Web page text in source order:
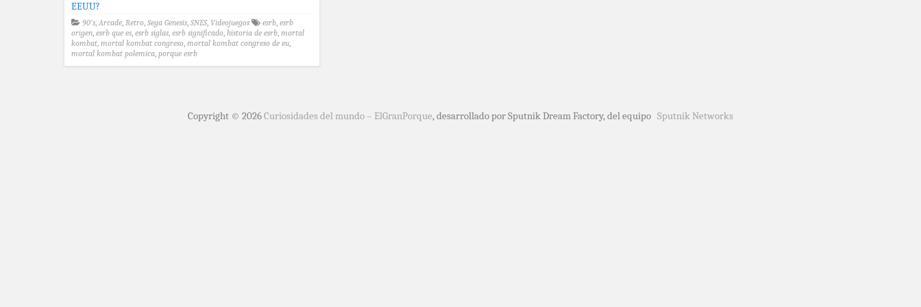
90's, Arcade, Retro, Sega Genesis, SNES, Videojuegos esrb, esrb
origen, esrb que es, esrb siglas, esrb significado, historia de esrb, mortal
kombat, mortal kombat congreso, mortal kombat congreso de eu,
mortal kombat polemica, porque esrb
Copyright © 2026Curiosidades del mundo – ElGranPorque, desarrollado por Sputnik Dream Factory, del equipo Sputnik Networks